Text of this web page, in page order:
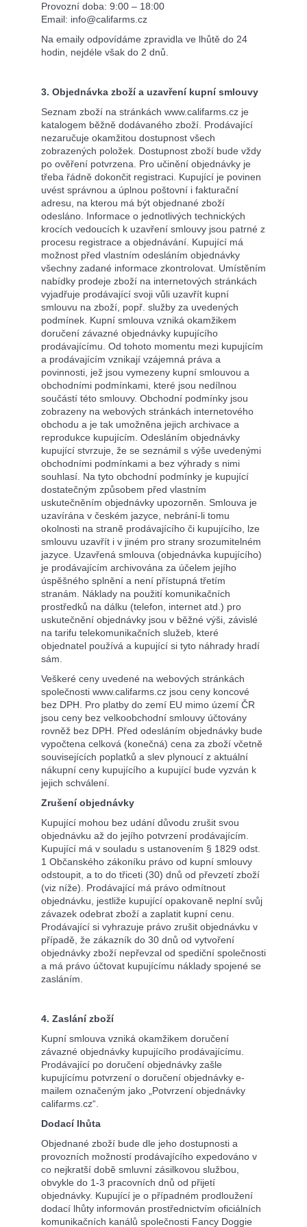
Provozní doba: 9:00 – 18:00
Email: info@califarms.cz
Na emaily odpovídáme zpravidla ve lhůtě do 24
hodin, nejdéle však do 2 dnů.
3. Objednávka zboží a uzavření kupní smlouvy
Seznam zboží na stránkách www.califarms.cz je
katalogem běžně dodávaného zboží. Prodávající
nezaručuje okamžitou dostupnost všech
zobrazených položek. Dostupnost zboží bude vždy
po ověření potvrzena. Pro učinění objednávky je
třeba řádně dokončit registraci. Kupující je povinen
uvést správnou a úplnou poštovní i fakturační
adresu, na kterou má být objednané zboží
odesláno. Informace o jednotlivých technických
krocích vedoucích k uzavření smlouvy jsou patrné z
procesu registrace a objednávání. Kupující má
možnost před vlastním odesláním objednávky
všechny zadané informace zkontrolovat. Umístěním
nabídky prodeje zboží na internetových stránkách
vyjadřuje prodávající svoji vůli uzavřít kupní
smlouvu na zboží, popř. služby za uvedených
podmínek. Kupní smlouva vzniká okamžikem
doručení závazné objednávky kupujícího
prodávajícímu. Od tohoto momentu mezi kupujícím
a prodávajícím vznikají vzájemná práva a
povinnosti, jež jsou vymezeny kupní smlouvou a
obchodními podmínkami, které jsou nedílnou
součástí této smlouvy. Obchodní podmínky jsou
zobrazeny na webových stránkách internetového
obchodu a je tak umožněna jejich archivace a
reprodukce kupujícím. Odesláním objednávky
kupující stvrzuje, že se seznámil s výše uvedenými
obchodními podmínkami a bez výhrady s nimi
souhlasí. Na tyto obchodní podmínky je kupující
dostatečným způsobem před vlastním
uskutečněním objednávky upozorněn. Smlouva je
uzavírána v českém jazyce, nebrání-li tomu
okolnosti na straně prodávajícího či kupujícího, lze
smlouvu uzavřít i v jiném pro strany srozumitelném
jazyce. Uzavřená smlouva (objednávka kupujícího)
je prodávajícím archivována za účelem jejího
úspěšného splnění a není přístupná třetím
stranám. Náklady na použití komunikačních
prostředků na dálku (telefon, internet atd.) pro
uskutečnění objednávky jsou v běžné výši, závislé
na tarifu telekomunikačních služeb, které
objednatel používá a kupující si tyto náhrady hradí
sám.
Veškeré ceny uvedené na webových stránkách
společnosti www.califarms.cz jsou ceny koncové
bez DPH. Pro platby do zemí EU mimo území ČR
jsou ceny bez velkoobchodní smlouvy účtovány
rovněž bez DPH. Před odesláním objednávky bude
vypočtena celková (konečná) cena za zboží včetně
souvisejících poplatků a slev plynoucí z aktuální
nákupní ceny kupujícího a kupující bude vyzván k
jejich schválení.
Zrušení objednávky
Kupující mohou bez udání důvodu zrušit svou
objednávku až do jejího potvrzení prodávajícím.
Kupující má v souladu s ustanovením § 1829 odst.
1 Občanského zákoníku právo od kupní smlouvy
odstoupit, a to do třiceti (30) dnů od převzetí zboží
(viz níže). Prodávající má právo odmítnout
objednávku, jestliže kupující opakovaně neplní svůj
závazek odebrat zboží a zaplatit kupní cenu.
Prodávající si vyhrazuje právo zrušit objednávku v
případě, že zákazník do 30 dnů od vytvoření
objednávky zboží nepřevzal od spediční společnosti
a má právo účtovat kupujícímu náklady spojené se
zasláním.
4. Zaslání zboží
Kupní smlouva vzniká okamžikem doručení
závazné objednávky kupujícího prodávajícímu.
Prodávající po doručení objednávky zašle
kupujícímu potvrzení o doručení objednávky e-
mailem označeným jako „Potvrzení objednávky
califarms.cz“.
Dodací lhůta
Objednané zboží bude dle jeho dostupnosti a
provozních možností prodávajícího expedováno v
co nejkratší době smluvní zásilkovou službou,
obvykle do 1-3 pracovních dnů od přijetí
objednávky. Kupující je o případném prodloužení
dodací lhůty informován prostřednictvím oficiálních
komunikačních kanálů společnosti Fancy Doggie